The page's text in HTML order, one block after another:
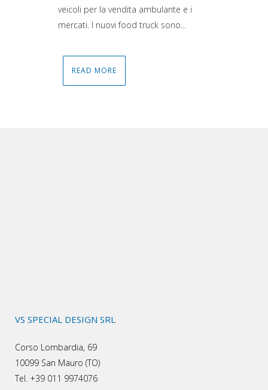
veicoli per la vendita ambulante e i
mercati. I nuovi food truck sono...
READ MORE
VS SPECIAL DESIGN SRL
Corso Lombardia, 69
10099 San Mauro (TO)
Tel. +39 011 9974076